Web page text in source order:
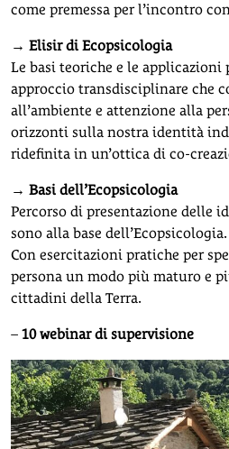
come premessa per l’incontro
→ Elisir di Ecopsicologia
Le basi teoriche e le applicazioni
approccio transdisciplinare che
all’ambiente e attenzione alla
orizzonti sulla nostra identità
ridefinita in un’ottica di co-
→ Basi dell’Ecopsicologia
Percorso di presentazione delle
sono alla base dell’Ecopsicologia.
Con esercitazioni pratiche per
persona un modo più maturo e
cittadini della Terra.
– 10 webinar di supervisione